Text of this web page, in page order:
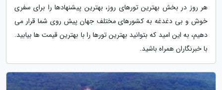
هر روز در بخش بهترین تورهای روز، بهترین پیشنهادها را برای سفری
خوش و بی دغدغه به کشورهای مختلف جهان پیش روی شما قرار می
دهیم، به این امید که بتوانید بهترین تورها را با بهترین قیمت ها بیابید.
با خبرنگاران همراه باشید.